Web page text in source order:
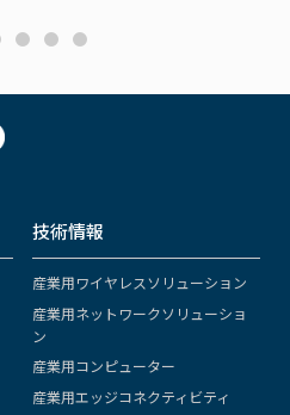
技術情報
産業用ワイヤレスソリューション
産業用ネットワークソリューショ
ン
産業用コンピューター
産業用エッジコネクティビティ